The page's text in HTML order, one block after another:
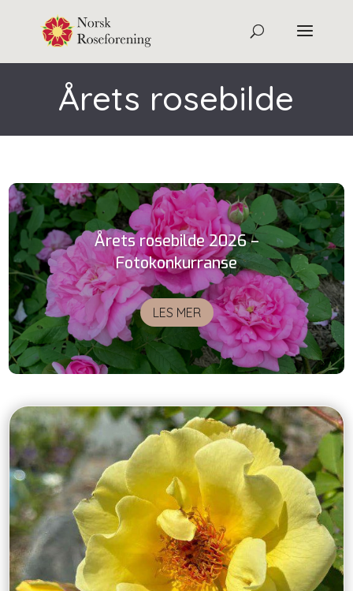
Årets rosebilde
Årets rosebilde 2026 –
Fotokonkurranse
LES MER